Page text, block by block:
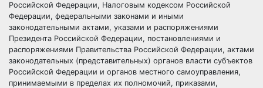
Российской Федерации, Налоговым кодексом Российской
Федерации, федеральными законами и иными
законодательными актами, указами и распоряжениями
Президента Российской Федерации, постановлениями и
распоряжениями Правительства Российской Федерации, актами
законодательных (представительных) органов власти субъектов
Российской Федерации и органов местного самоуправления,
принимаемыми в пределах их полномочий, приказами,